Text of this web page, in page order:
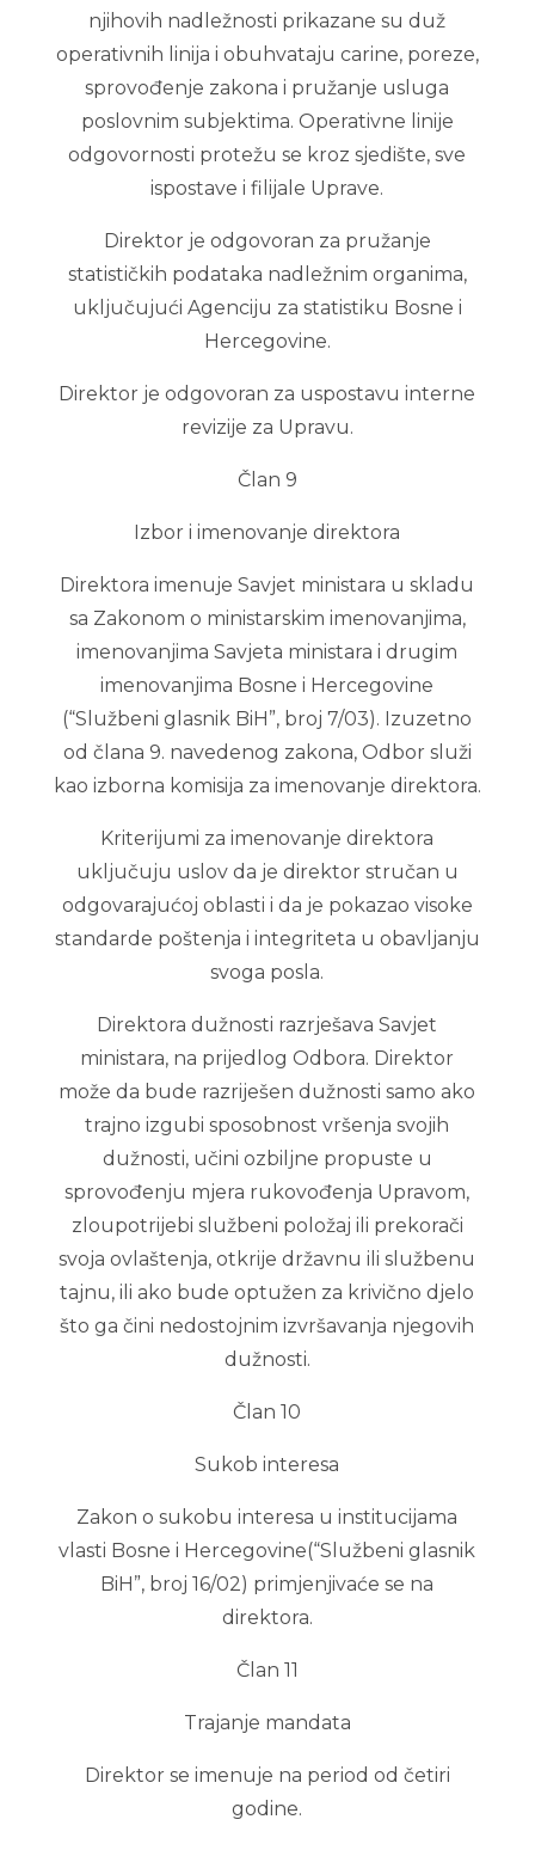
njihovih nadležnosti prikazane su duž
operativnih linija i obuhvataju carine, poreze,
sprovođenje zakona i pružanje usluga
poslovnim subjektima. Operativne linije
odgovornosti protežu se kroz sjedište, sve
ispostave i filijale Uprave.
Direktor je odgovoran za pružanje
statističkih podataka nadležnim organima,
uključujući Agenciju za statistiku Bosne i
Hercegovine.
Direktor je odgovoran za uspostavu interne
revizije za Upravu.
Član 9
Izbor i imenovanje direktora
Direktora imenuje Savjet ministara u skladu
sa Zakonom o ministarskim imenovanjima,
imenovanjima Savjeta ministara i drugim
imenovanjima Bosne i Hercegovine
(“Službeni glasnik BiH”, broj 7/03). Izuzetno
od člana 9. navedenog zakona, Odbor služi
kao izborna komisija za imenovanje direktora.
Kriterijumi za imenovanje direktora
uključuju uslov da je direktor stručan u
odgovarajućoj oblasti i da je pokazao visoke
standarde poštenja i integriteta u obavljanju
svoga posla.
Direktora dužnosti razrješava Savjet
ministara, na prijedlog Odbora. Direktor
može da bude razriješen dužnosti samo ako
trajno izgubi sposobnost vršenja svojih
dužnosti, učini ozbiljne propuste u
sprovođenju mjera rukovođenja Upravom,
zloupotrijebi službeni položaj ili prekorači
svoja ovlaštenja, otkrije državnu ili službenu
tajnu, ili ako bude optužen za krivično djelo
što ga čini nedostojnim izvršavanja njegovih
dužnosti.
Član 10
Sukob interesa
Zakon o sukobu interesa u institucijama
vlasti Bosne i Hercegovine(“Službeni glasnik
BiH”, broj 16/02) primjenjivaće se na
direktora.
Član 11
Trajanje mandata
Direktor se imenuje na period od četiri
godine.